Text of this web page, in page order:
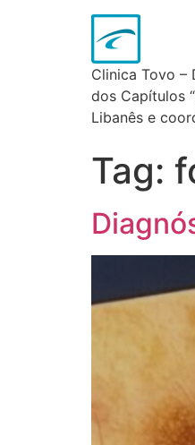
Clinica Tovo –
dos Capítulos
Libanês e
Tag: